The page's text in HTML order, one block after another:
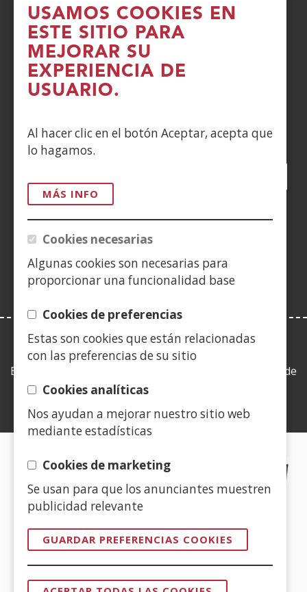
USAMOS COOKIES EN
ESTE SITIO PARA
MEJORAR SU
EXPERIENCIA DE
USUARIO.
Al hacer clic en el botón Aceptar, acepta que
lo hagamos.
MÁS INFO
Cookies necesarias
Algunas cookies son necesarias para
proporcionar una funcionalidad base
Cookies de preferencias
Estas son cookies que están relacionadas
con las preferencias de su sitio
Cookies analíticas
Nos ayudan a mejorar nuestro sitio web
mediante estadísticas
Cookies de marketing
Se usan para que los anunciantes muestren
publicidad relevante
GUARDAR PREFERENCIAS COOKIES
POLÍTICA DE COOKIES
DENUNCIAS
Siguenos en:
en
nueva
ventana)
en
nueva
ventana)
nueva
ventana)
nueva
ventana)
ventana)ventana)ventana)
en
(Abre
LEY DE TRANSPARENCIA
Esta web se ajusta a lo establecido en la Ley 19/2013, de
9 de diciembre, de transparencia, acceso a la
CERTIFICADOS DE CALIDAD
nueva
ventana)
en